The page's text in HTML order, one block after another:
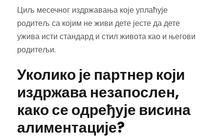
Циљ месечног издржавања које уплаћује
родитељ са којим не живи дете јесте да дете
ужива исти стандард и стил живота као и његови
родитељи.
Уколико је партнер који
издржава незапослен,
како се одређује висина
алиментације?